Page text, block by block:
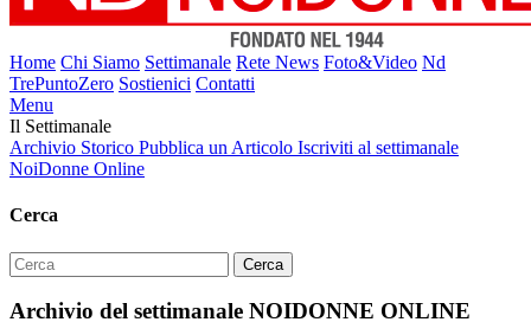
Home Chi Siamo Settimanale Rete News Foto&Video Nd
TrePuntoZero Sostienici Contatti
Menu
Il Settimanale
Archivio Storico Pubblica un Articolo Iscriviti al settimanale
NoiDonne Online
Cerca
Archivio del settimanale NOIDONNE ONLINE